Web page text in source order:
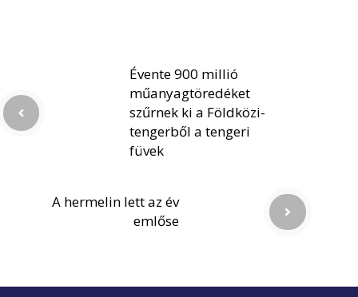
Évente 900 millió
műanyagtöredéket
szűrnek ki a Földközi-
tengerből a tengeri
füvek
A hermelin lett az év
emlőse